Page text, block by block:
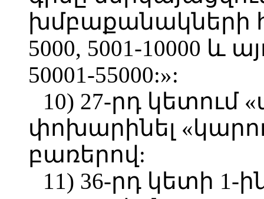
խմբաքանակների
5000, 5001-10000 և
50001-55000:»:
10) 27-րդ կետում
փոխարինել
բառերով:
11) 36-րդ կետի 1-